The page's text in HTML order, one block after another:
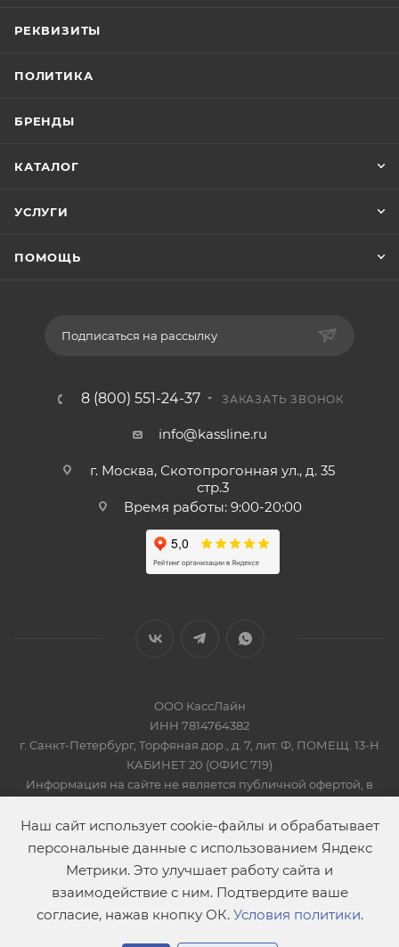
РЕКВИЗИТЫ
ПОЛИТИКА
БРЕНДЫ
КАТАЛОГ
УСЛУГИ
ПОМОЩЬ
Подписаться на рассылку
8 (800) 551-24-37 ЗАКАЗАТЬ ЗВОНОК
info@kassline.ru
г. Москва, Скотопрогонная ул., д. 35
стр.3
Время работы: 9:00-20:00
ООО КассЛайн
ИНН 7814764382
г. Санкт-Петербург, Торфяная дор., д. 7, лит. Ф, ПОМЕЩ. 13-Н
КАБИНЕТ 20 (ОФИС 719)
Информация на сайте не является публичной офертой, в
2019-2026 © КАССЛАЙН
Наш сайт использует cookie-файлы и обрабатывает
персональные данные с использованием Яндекс
Метрики. Это улучшает работу сайта и
взаимодействие с ним. Подтвердите ваше
согласие, нажав кнопку ОК. Условия политики.